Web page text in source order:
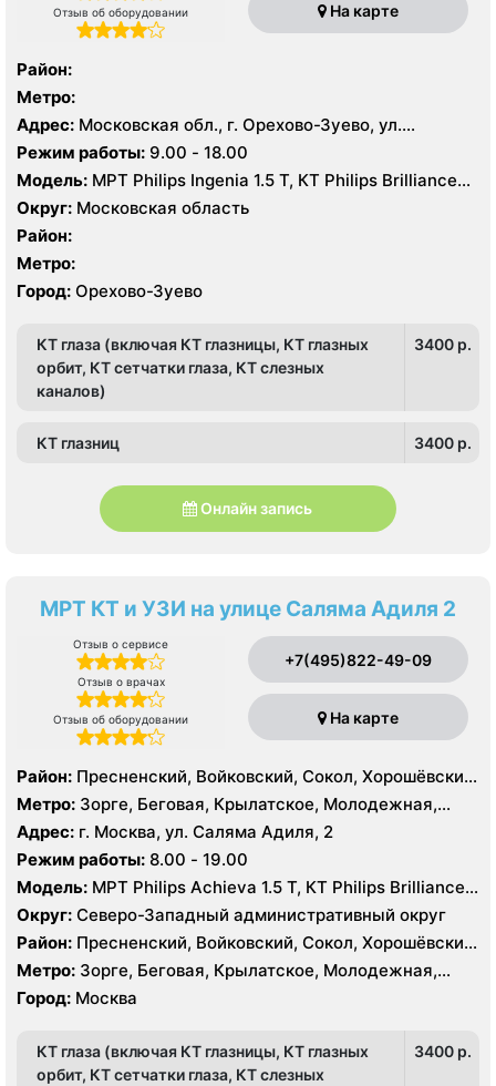
Отзыв об оборудовании На карте
Район:
Метро:
Адрес: Московская обл., г. Орехово-Зуево, ул.
Дзержинского, 41
Режим работы: 9.00 - 18.00
Модель: МРТ Philips Ingenia 1.5 T, КТ Philips Brilliance
64 среза
Округ: Московская область
Район:
Метро:
Город: Орехово-Зуево
КТ глаза (включая КТ глазницы, КТ глазных
орбит, КТ сетчатки глаза, КТ слезных
каналов)
3400 p.
КТ глазниц 3400 p.
Онлайн запись
МРТ КТ и УЗИ на улице Саляма Адиля 2
Отзыв о сервисе
Отзыв о врачах
Отзыв об оборудовании
+7(495)822-49-09
На карте
Район: Пресненский, Войковский, Сокол, Хорошёвский,
Крылатское, Кунцево, Филёвский Парк, Северное
Тушино, Строгино, Хорошёво-Мнёвники, Щукино,
Южное Тушино
Метро: Зорге, Беговая, Крылатское, Молодежная,
Октябрьское поле, Панфиловская, Полежаевская,
Хорошево, Хорошевская, ЦСКА, Щукинская, Мнёвники,
Народное Ополчение
Адрес: г. Москва, ул. Саляма Адиля, 2
Режим работы: 8.00 - 19.00
Модель: МРТ Philips Achieva 1.5 T, КТ Philips Brilliance
64 среза, УЗИ GE Voluson E8, ESAOTE MYLAB TWICE
Округ: Северо-Западный административный округ
Район: Пресненский, Войковский, Сокол, Хорошёвский,
Крылатское, Кунцево, Филёвский Парк, Северное
Тушино, Строгино, Хорошёво-Мнёвники, Щукино,
Южное Тушино
Метро: Зорге, Беговая, Крылатское, Молодежная,
Октябрьское поле, Панфиловская, Полежаевская,
Хорошево, Хорошевская, ЦСКА, Щукинская, Мнёвники,
Город: Москва
КТ глаза (включая КТ глазницы, КТ глазных
орбит, КТ сетчатки глаза, КТ слезных
3400 p.